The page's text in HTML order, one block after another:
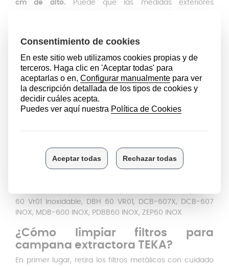
cm de alto. Puede que las medidas exteriores
Aunque las medidas generales sean correctas,
desajuste en las pestañas puede impedir que el filtro
encaje bien en la campana, afectando a su
funcionamiento y seguridad. Las pestañas superiores
de estos filtros para campana extractora TEKA tienen
unas medidas de 10,5 cm a cada lado y una distancia
central de 4,5 cm. Por otro lado, las pestañas inferiores
9,5 cm.
exactos: DBB-60, CMB1-60, DCB-607, CMB1-
60, CMB1-60 INOX, CMB1-60 INOX VR02, CMB1-60 VR01,
CMB1-60 INOX, DBB-60 VR01, DBB-60, DBB-60 INOX,
60 Vr01 Inoxidable, DBH 60 VR01, DCB-607X, DCB-607
INOX, MDB-600 INOX, PDBB60 INOX, ZEP60 INOX.
¿Cómo limpiar filtros para
campana extractora TEKA?
En primer lugar, retira los filtros metálicos con cuidado